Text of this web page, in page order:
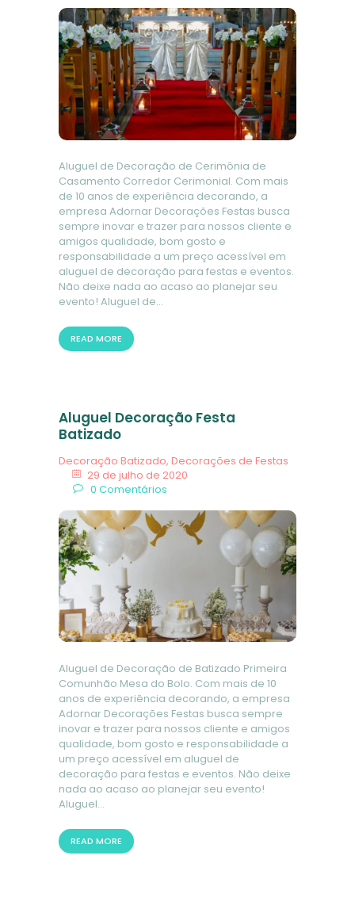
Aluguel de Decoração de Cerimônia de
Casamento Corredor Cerimonial. Com mais
de 10 anos de experiência decorando, a
empresa Adornar Decorações Festas busca
sempre inovar e trazer para nossos cliente e
amigos qualidade, bom gosto e
responsabilidade a um preço acessível em
aluguel de decoração para festas e eventos.
Não deixe nada ao acaso ao planejar seu
evento! Aluguel de…
READ MORE
Aluguel Decoração Festa
Batizado
Decoração Batizado, Decorações de Festas
29 de julho de 2020
0 Comentários
Aluguel de Decoração de Batizado Primeira
Comunhão Mesa do Bolo. Com mais de 10
anos de experiência decorando, a empresa
Adornar Decorações Festas busca sempre
inovar e trazer para nossos cliente e amigos
qualidade, bom gosto e responsabilidade a
um preço acessível em aluguel de
decoração para festas e eventos. Não deixe
nada ao acaso ao planejar seu evento!
Aluguel…
READ MORE